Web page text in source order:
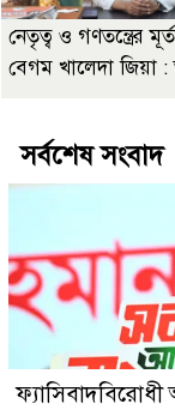
নেতৃত্ব ও গণতন্ত্রের
বেগম খালেদা জিয়া :
সর্বশেষ সংবাদ
ফ্যাসিবাদবিরোধী